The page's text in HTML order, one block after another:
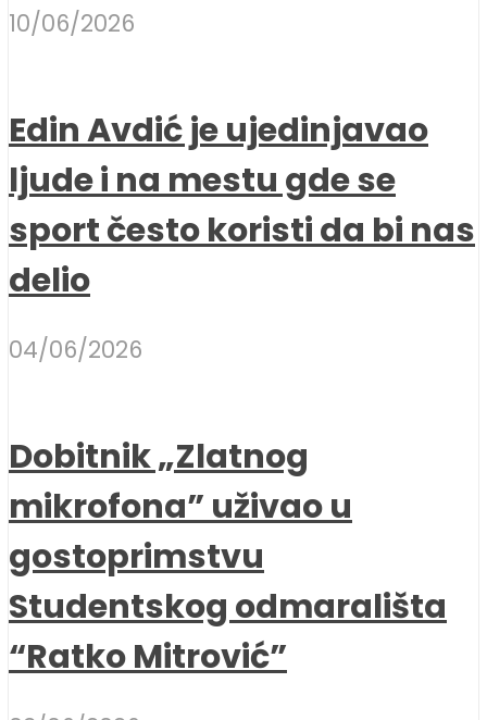
10/06/2026
Edin Avdić je ujedinjavao
ljude i na mestu gde se
sport često koristi da bi nas
delio
04/06/2026
Dobitnik „Zlatnog
mikrofona” uživao u
gostoprimstvu
Studentskog odmarališta
“Ratko Mitrović”